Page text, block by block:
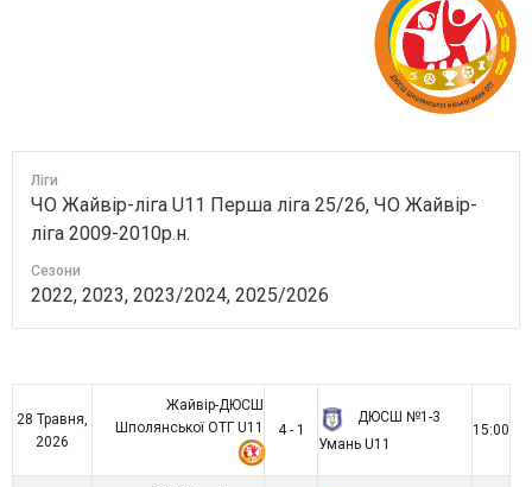
Ліги
ЧО Жайвір-ліга U11 Перша ліга 25/26, ЧО Жайвір-
ліга 2009-2010р.н.
Сезони
2022, 2023, 2023/2024, 2025/2026
28 Травня,
2026
Жайвір-ДЮСШ
Шполянської ОТГ U11
4 - 1
ДЮСШ №1-3
Умань U11
15:00